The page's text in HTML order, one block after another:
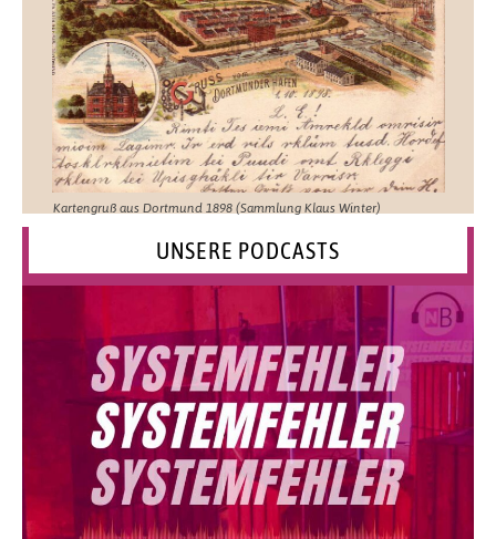
Kartengruß aus Dortmund 1898 (Sammlung Klaus Winter)
UNSERE PODCASTS